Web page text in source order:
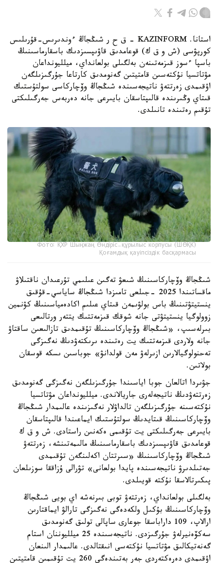
استانا. KAZINFORM – ق ح ر شىڭجاڭ ءوندىرىس-قۇرىلىس
كورپۋسى (ش و ق ك) قوعامدىق قاۋىپسىزدىك باسقارماسىنىڭ
باسپا ءسوز قىزمەتىنەن بەلگىلى بولعانداي، ميلليونداعان
مۋتاتسيا نۇكتەسىن قامتيتىن گەنومدىق كارتاعا جۇرگىزىلگەن
اۋقىمدى زەرتتەۋ ناتيجەسىندە شىڭجاڭ وۆچاركاسى سولتۇستىك
قىتاي وڭىرىندە قالىپتاسقان بايىرعى جانە دەربەس جەرگىلىكتى
تۇقىم رەتىندە تانىلدى.
Фото: ҚХР Шыңжаң Өндіріс-құрылыс корпусы (ШӨҚК)
Қоғамдық қауіпсіздік басқармасы
شىڭجاڭ وۆچاركاسىنىڭ شىعۋ تەگىن عىلىمي تۇرعىدان ناقتىلاۋ
ماقساتىندا 2025 -جىلعى تامىزدا شىڭجاڭ ساياسي-قۇقىق
ينستيتۋتىنىڭ باس بولۋىمەن قىتاي عىلىم اكادەمياسىنىڭ كۋنمين
زوولوگيا ينستيتۋتى جانە شوقك قىزمەتتىك يتتەر ورتالىعى
بىرلەسىپ، «شىڭجاڭ وۆچاركاسىنىڭ تۇقىمدىق تازالىعىن ساقتاۋ
جانە ولاردى قىزمەتتىك يت رەتىندە ىرىكتەۋدىڭ نەگىزگى
تەحنولوگيالارىن ازىرلەۋ مەن قولدانۋ» جوباسىن ىسكە قوسقان
بولاتىن.
جۋىردا اتالعان جوبا اياسىندا جۇرگىزىلگەن نەگىزگى گەنومدىق
زەرتتەۋدىڭ ناتيجەلەرى جاريالاندى. ميلليونداعان مۋتاتسيا
نۇكتەسىنە جۇرگىزىلگەن تالداۋلار نەگىزىندە عالىمدار شىڭجاڭ
وۆچاركاسىنىڭ قىتايدىڭ سولتۇستىك ايماعىندا قالىپتاسقان
بايىرعى جەرگىلىكتى يت تۇقىمى ەكەنىن راستادى. ش و ق ك
قوعامدىق قاۋىپسىزدىك باسقارماسىنىڭ مالىمەتىنشە، زەرتتەۋ
شىڭجاڭ وۆچاركاسىنىڭ «سىرتتان اكەلىنگەن تۇقىمدى
جەتىلدىرۋ ناتيجەسىندە پايدا بولعانى» تۋرالى ۇزاققا سوزىلعان
پىكىرتالاسقا نۇكتە قويىلدى.
بەلگىلى بولعانداي، زەرتتەۋ توبى بىرنەشە اي بويى شىڭجاڭ
وۆچاركاسىنىڭ بۇكىل ولكەدەگى نەگىزگى تارالۋ ايماقتارىن
ارالاپ، 109 داراباسقا جوعارى ساپالى تولىق گەنومدىق
سەكۆەنيرلەۋ جۇرگىزدى. ناتيجەسىندە 25 ميلليوننان استام
گەنەتيكالىق مۋتاتسيا نۇكتەسى انىقتالدى. عالىمدار الىنعان
اۋقىمدى دەرەكتەردى جەر بەتىندەگى 260 يت تۇقىمىن قامتيتىن